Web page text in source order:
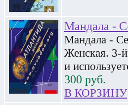
Мандала -
Мандала -
Женская. 3-
и
300 руб.
В КОРЗИНУ